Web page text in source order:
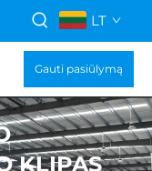
LT
Gauti pasiūlymą
KLIPAS